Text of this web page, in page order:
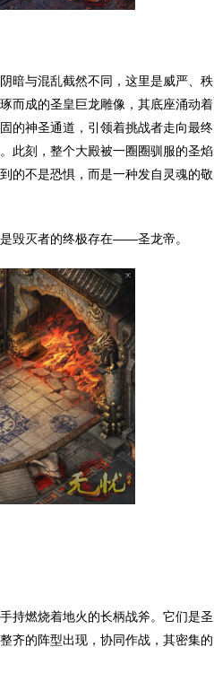
与混乱截然不同，这里是威严、秩
而成的圣皇巨龙雕像，其底座涌动着
的神圣通道，引领着挑战者走向最终
此刻，整个大殿被一圈圈驯服的圣焰
的不是恐惧，而是一种发自灵魂的敬
毁灭者的终极存在——圣龙帝。
燃烧着地火的长柄战斧。它们是圣
齐的阵型出现，协同作战，其密集的